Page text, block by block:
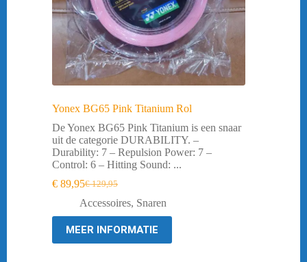
Yonex BG65 Pink Titanium Rol
De Yonex BG65 Pink Titanium is een snaar
uit de categorie DURABILITY. –
Durability: 7 – Repulsion Power: 7 –
Control: 6 – Hitting Sound: ...
€129,95
Oorspronkelijke
prijs
was:
€ 129,95.
€ 89,95Huidige
prijs
is:
€ 89,95.
Accessoires, Snaren
MEER INFORMATIE